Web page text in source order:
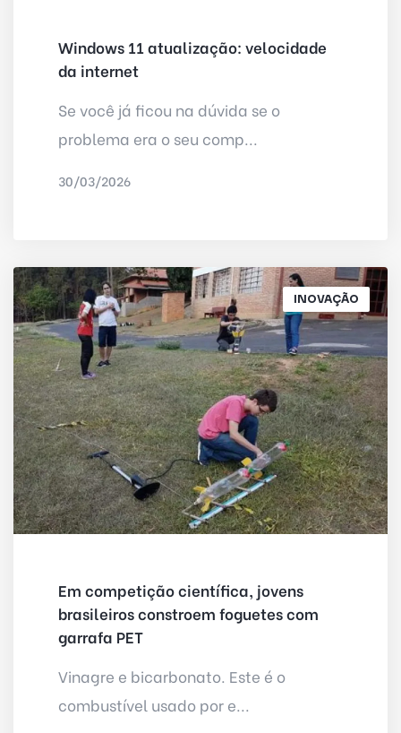
Windows 11 atualização: velocidade
da internet
Se você já ficou na dúvida se o
problema era o seu comp...
30/03/2026
INOVAÇÃO
Em competição científica, jovens
brasileiros constroem foguetes com
garrafa PET
Vinagre e bicarbonato. Este é o
combustível usado por e...